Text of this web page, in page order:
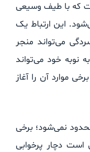
با طیف وسیعی
این ارتباط یک
می‌تواند منجر
خود می‌تواند
موارد آن را آغاز
نمی‌شود؛ برخی
دچار پرخوابی